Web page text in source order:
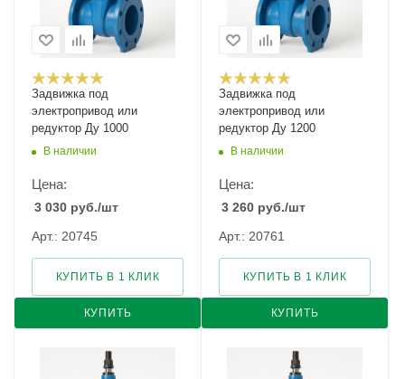
Задвижка под
электропривод или
редуктор Ду 1000
В наличии
Цена:
3 030 руб./шт
Арт.: 20745
КУПИТЬ
КУПИТЬ В 1 КЛИК
Задвижка под
электропривод или
редуктор Ду 1200
В наличии
Цена:
3 260 руб./шт
Арт.: 20761
КУПИТЬ
КУПИТЬ В 1 КЛИК